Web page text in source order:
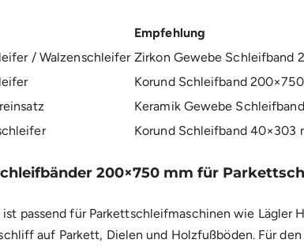
Empfehlung
/ Walzenschleifer Zirkon Gewebe Schleifband
Korund Schleifband
Keramik Gewebe
Korund Schleifband 40×303
200×750 mm für
passend für Parkettschleifmaschinen wie Lägler
auf Parkett, Dielen und Holzfußböden. Für